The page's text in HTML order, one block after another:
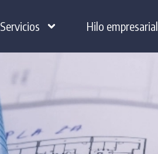
Servicios Hilo empresarial